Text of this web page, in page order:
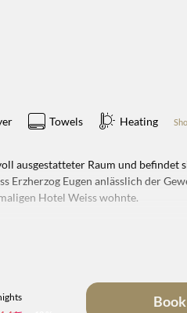
Towels Heating
ausgestatteter Raum und befindet
Erzherzog Eugen anlässlich der
Hotel Weiss wohnte.
mit Sitzsofa für entspannte